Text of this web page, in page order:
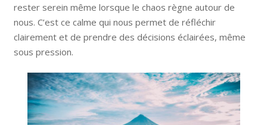
rester serein même lorsque le chaos règne autour de
nous. C’est ce calme qui nous permet de réfléchir
clairement et de prendre des décisions éclairées, même
sous pression.